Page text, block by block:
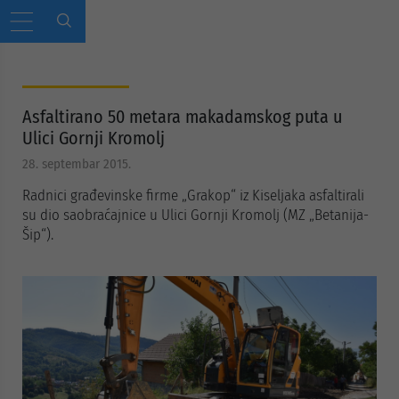
Asfaltirano 50 metara makadamskog puta u
Ulici Gornji Kromolj
28. septembar 2015.
Radnici građevinske firme „Grakop“ iz Kiseljaka asfaltirali
su dio saobraćajnice u Ulici Gornji Kromolj (MZ „Betanija-
Šip“).